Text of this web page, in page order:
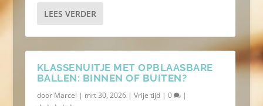
LEES VERDER
KLASSENUITJE MET OPBLAASBARE
BALLEN: BINNEN OF BUITEN?
door Marcel | mrt 30, 2026| Vrije tijd| 0 |